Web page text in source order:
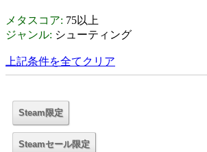
メタスコア: 75以上
ジャンル: シューティング
上記条件を全てクリア